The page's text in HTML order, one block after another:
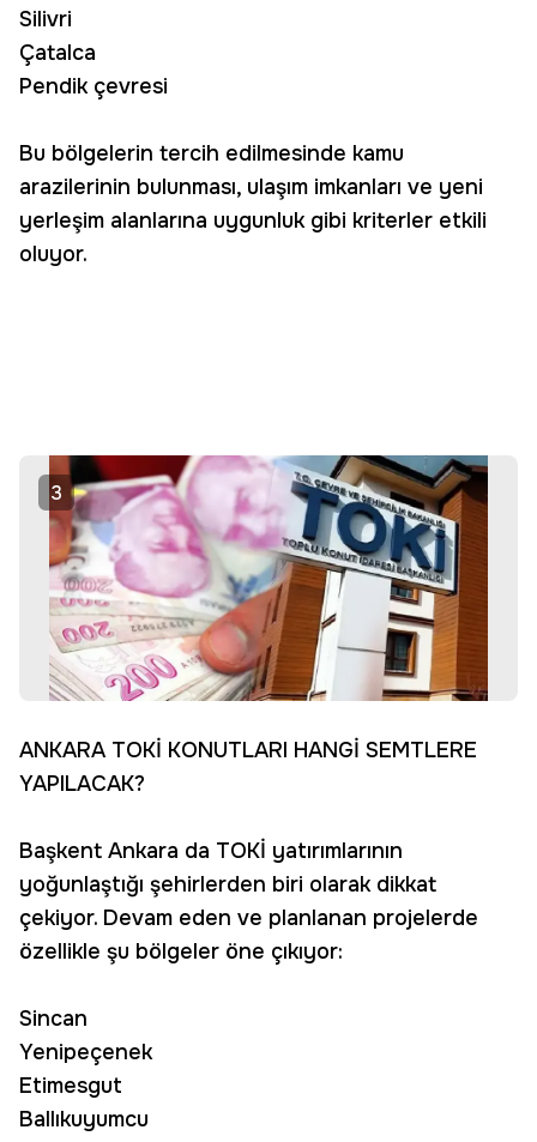
Silivri
Çatalca
Pendik çevresi
Bu bölgelerin tercih edilmesinde kamu
arazilerinin bulunması, ulaşım imkanları ve yeni
yerleşim alanlarına uygunluk gibi kriterler etkili
oluyor.
3
ANKARA TOKİ KONUTLARI HANGİ SEMTLERE
YAPILACAK?
Başkent Ankara da TOKİ yatırımlarının
yoğunlaştığı şehirlerden biri olarak dikkat
çekiyor. Devam eden ve planlanan projelerde
özellikle şu bölgeler öne çıkıyor:
Sincan
Yenipeçenek
Etimesgut
Ballıkuyumcu